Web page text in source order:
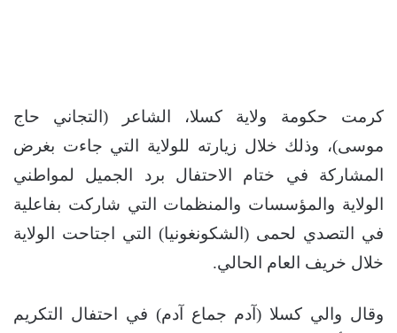
كرمت حكومة ولاية كسلا، الشاعر (التجاني حاج
موسى)، وذلك خلال زيارته للولاية التي جاءت بغرض
المشاركة في ختام الاحتفال برد الجميل لمواطني
الولاية والمؤسسات والمنظمات التي شاركت بفاعلية
في التصدي لحمى (الشكونغونيا) التي اجتاحت الولاية
خلال خريف العام الحالي.
وقال والي كسلا (آدم جماع آدم) في احتفال التكريم